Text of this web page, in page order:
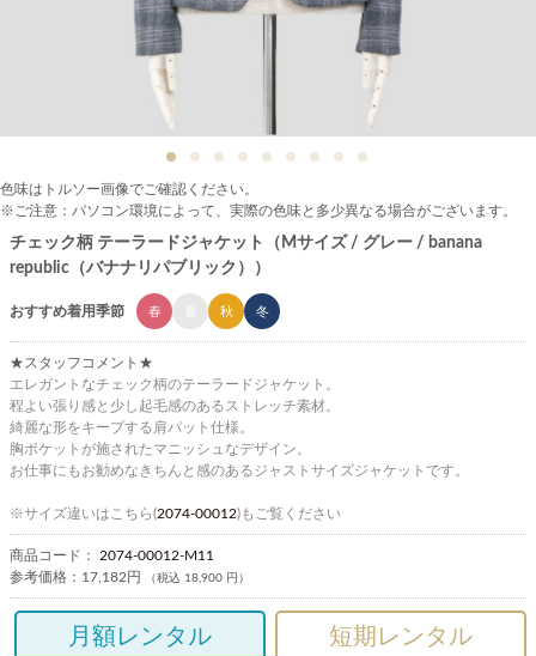
色味はトルソー画像でご確認ください。
※ご注意：パソコン環境によって、実際の色味と多少異なる場合がございます。
チェック柄 テーラードジャケット（Mサイズ / グレー / banana
republic（バナナリパブリック））
おすすめ着用季節 春 秋 冬
★スタッフコメント★
エレガントなチェック柄のテーラードジャケット。
程よい張り感と少し起毛感のあるストレッチ素材。
綺麗な形をキープする肩パット仕様。
胸ポケットが施されたマニッシュなデザイン。
お仕事にもお勧めなきちんと感のあるジャストサイズジャケットです。
※サイズ違いはこちら(2074-00012)もご覧ください
商品コード： 2074-00012-M11
参考価格： 17,182円 （税込 18,900 円）
月額レンタル 短期レンタル